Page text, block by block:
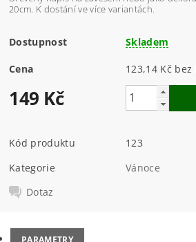
20cm. K dostání ve více variantách.
Dostupnost Skladem
Cena 123,14
149 Kč
Kód produktu
123
Kategorie
Vánoce
Dotaz
PARAMETRY